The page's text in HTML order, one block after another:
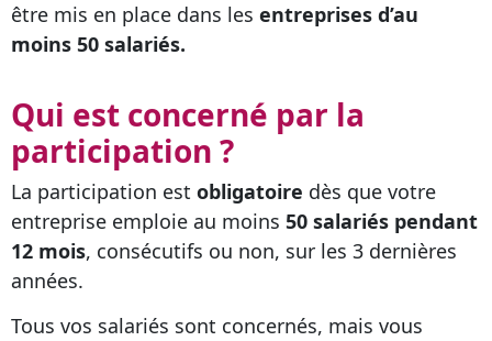
être mis en place dans les entreprises d’au
moins 50 salariés.
Qui est concerné par la
participation ?
La participation est obligatoire dès que votre
entreprise emploie au moins 50 salariés pendant
12 mois, consécutifs ou non, sur les 3 dernières
années.
Tous vos salariés sont concernés, mais vous